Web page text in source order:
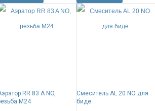
RR 83 A NO,
M24
Смеситель AL 20 NO для
биде